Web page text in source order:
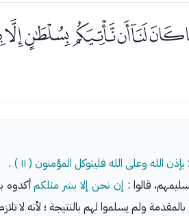
وعلى الله فليتوكل المؤمنون ( ١١ )
.
قالوا : إن نحن إلا بشر مثلكمأكدوه
ولم يسلموا لهم بالنتيجة ؛ لأنه لا